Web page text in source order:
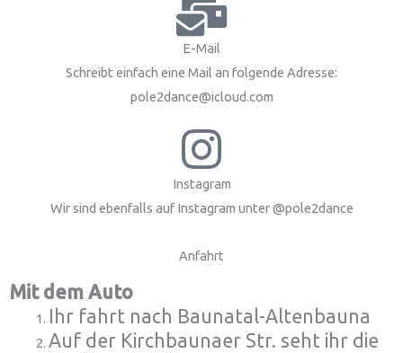
E-Mail
Schreibt einfach eine Mail an folgende Adresse:
pole2dance@icloud.com
Instagram
Wir sind ebenfalls auf Instagram unter @pole2dance
Anfahrt
Mit dem Auto
Ihr fahrt nach Baunatal-Altenbauna
Auf der Kirchbaunaer Str. seht ihr die